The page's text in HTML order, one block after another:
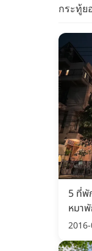
กระทู้ย
5 ที่พั
หมา